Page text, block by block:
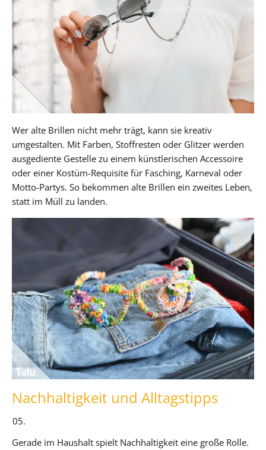
Wer alte Brillen nicht mehr trägt, kann sie kreativ
umgestalten. Mit Farben, Stoffresten oder Glitzer werden
ausgediente Gestelle zu einem künstlerischen Accessoire
oder einer Kostüm-Requisite für Fasching, Karneval oder
Motto-Partys. So bekommen alte Brillen ein zweites Leben,
statt im Müll zu landen.
Nachhaltigkeit und Alltagstipps
Gerade im Haushalt spielt Nachhaltigkeit eine große Rolle.